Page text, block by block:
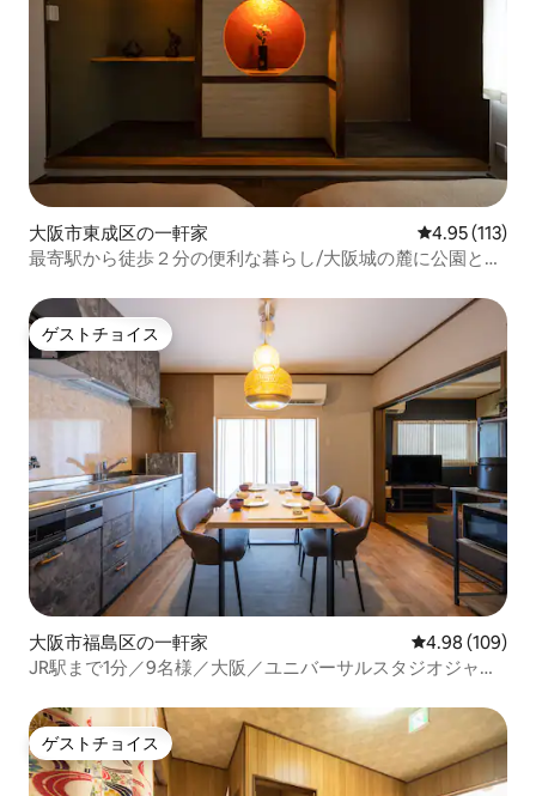
大阪市東成区の一軒家 レビュー113
4.95 (113)
最寄駅から徒歩２分の便利な暮らし/大阪城の麓に公園とマ
ゲストチョイス
ゲストチョイス
大阪市福島区の一軒家 レビュー109
4.98 (109)
JR駅まで1分／9名様／大阪／ユニバーサルスタジオジャパ
ゲストチョイス
ゲストチョイス